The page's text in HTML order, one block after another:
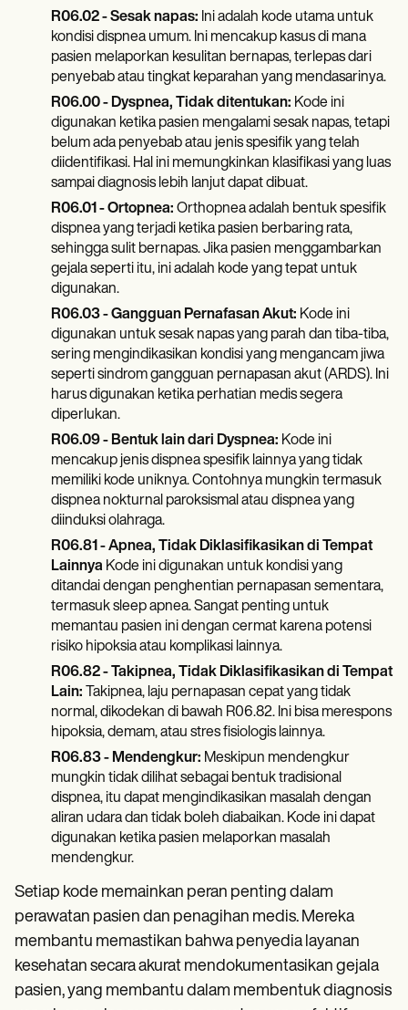
Switch to Carepatron
Become a Partner
Why Carepatron?
Get started
R06.02 - Sesak napas: Ini adalah kode utama untuk
kondisi dispnea umum. Ini mencakup kasus di mana
pasien melaporkan kesulitan bernapas, terlepas dari
penyebab atau tingkat keparahan yang mendasarinya.
R06.00 - Dyspnea, Tidak ditentukan: Kode ini
digunakan ketika pasien mengalami sesak napas, tetapi
belum ada penyebab atau jenis spesifik yang telah
diidentifikasi. Hal ini memungkinkan klasifikasi yang luas
sampai diagnosis lebih lanjut dapat dibuat.
R06.01 - Ortopnea: Orthopnea adalah bentuk spesifik
dispnea yang terjadi ketika pasien berbaring rata,
sehingga sulit bernapas. Jika pasien menggambarkan
gejala seperti itu, ini adalah kode yang tepat untuk
digunakan.
R06.03 - Gangguan Pernafasan Akut: Kode ini
digunakan untuk sesak napas yang parah dan tiba-tiba,
sering mengindikasikan kondisi yang mengancam jiwa
seperti sindrom gangguan pernapasan akut (ARDS). Ini
harus digunakan ketika perhatian medis segera
diperlukan.
R06.09 - Bentuk lain dari Dyspnea: Kode ini
mencakup jenis dispnea spesifik lainnya yang tidak
memiliki kode uniknya. Contohnya mungkin termasuk
dispnea nokturnal paroksismal atau dispnea yang
diinduksi olahraga.
R06.81 - Apnea, Tidak Diklasifikasikan di Tempat
Lainnya Kode ini digunakan untuk kondisi yang
ditandai dengan penghentian pernapasan sementara,
termasuk sleep apnea. Sangat penting untuk
memantau pasien ini dengan cermat karena potensi
risiko hipoksia atau komplikasi lainnya.
R06.82 - Takipnea, Tidak Diklasifikasikan di Tempat
Lain: Takipnea, laju pernapasan cepat yang tidak
normal, dikodekan di bawah R06.82. Ini bisa merespons
hipoksia, demam, atau stres fisiologis lainnya.
R06.83 - Mendengkur: Meskipun mendengkur
mungkin tidak dilihat sebagai bentuk tradisional
dispnea, itu dapat mengindikasikan masalah dengan
aliran udara dan tidak boleh diabaikan. Kode ini dapat
digunakan ketika pasien melaporkan masalah
mendengkur.
Setiap kode memainkan peran penting dalam
perawatan pasien dan penagihan medis. Mereka
membantu memastikan bahwa penyedia layanan
kesehatan secara akurat mendokumentasikan gejala
pasien, yang membantu dalam membentuk diagnosis